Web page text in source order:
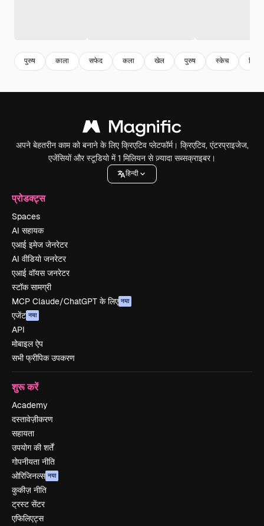
पुरुष काला सफेद कला खेल पुरुष स्केच
अपने बेहतरीन काम को बनाने के लिए क्रिएटिव प्लेटफॉर्म। क्रिएटिव, एंटरप्राइजेज,
एजेंसियों और स्टूडियो में 1 मिलियन से ज़्यादा सब्सक्राइबर।
हिन्दी
प्रोडक्ट्स
Spaces
AI सहायक
एआई इमेज जेनरेटर
AI वीडियो जनरेटर
एआई वॉयस जनरेटर
स्टॉक सामग्री
MCP Claude/ChatGPT के लिए नया
एजेंट नया
API
मोबाइल ऐप
सभी फ्रीपिक उपकरण
शुरू करें
Academy
दस्तावेज़ीकरण
सहायता
उपयोग की शर्तें
गोपनीयता नीति
ओरिजिनल्स नया
कुकीज़ नीति
ट्रस्ट सेंटर
एफिलिएट्स